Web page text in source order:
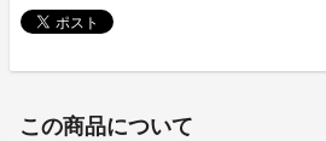
この商品について